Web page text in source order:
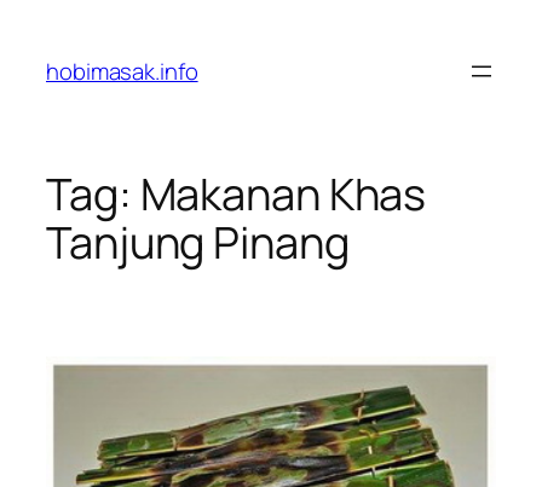
content
hobimasak.info
Tag: Makanan Khas
Tanjung Pinang